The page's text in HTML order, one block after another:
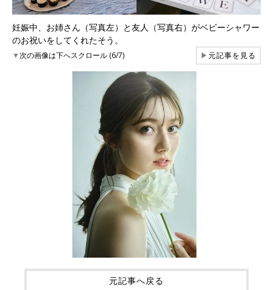
妊娠中、お姉さん（写真左）と友人（写真右）がベビーシャワー
のお祝いをしてくれたそう。
▼次の画像は下へスクロール (6/7) ▶元記事を見る
元記事へ戻る